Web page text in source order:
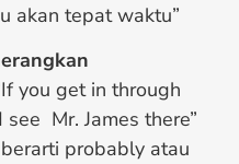
akan tepat waktu”
you get in through
Mr. James there”
probably atau